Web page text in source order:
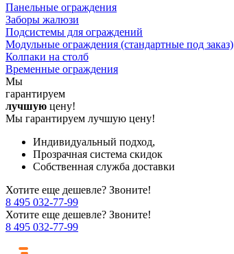
Панельные ограждения
Заборы жалюзи
Подсистемы для ограждений
Модульные ограждения (стандартные под заказ)
Колпаки на столб
Временные ограждения
Мы
гарантируем
лучшую цену!
Мы гарантируем лучшую цену!
Индивидуальный подход,
Прозрачная система скидок
Собственная служба доставки
Хотите еще дешевле? Звоните!
8 495 032-77-99
Хотите еще дешевле? Звоните!
8 495 032-77-99